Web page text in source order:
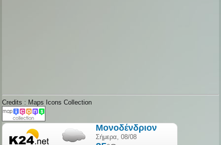
Credits : Maps Icons Collection